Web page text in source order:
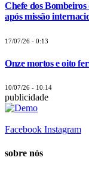
Chefe dos
após missão
17/07/26 - 0:13
Onze mortos e oito
10/07/26 - 10:14
publicidade
Facebook Instagram
sobre nós